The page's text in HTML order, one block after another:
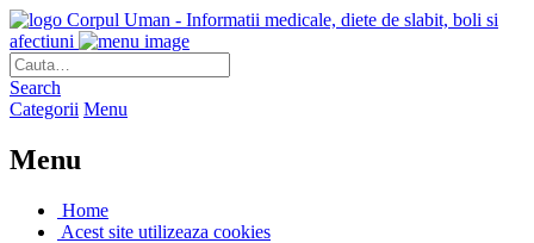
Corpul Uman - Informatii medicale, diete de slabit, boli si
afectiuni
Search
Categorii Menu
Menu
Home
Acest site utilizeaza cookies